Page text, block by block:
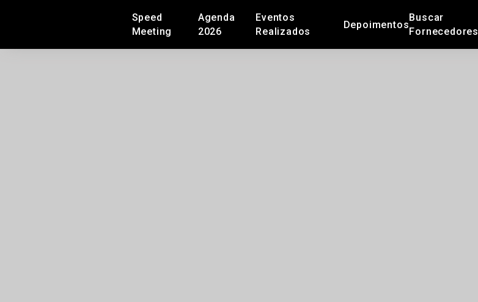
Speed
Meeting
Agenda
2026
Eventos
Realizados
Depoimentos
Buscar
Fornecedores